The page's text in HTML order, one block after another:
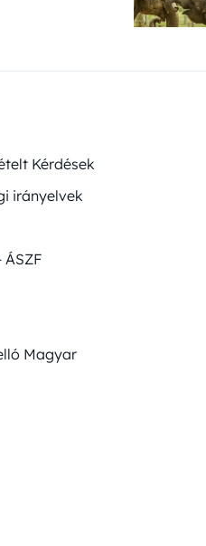
Kérdések
irányelvek
Magyar